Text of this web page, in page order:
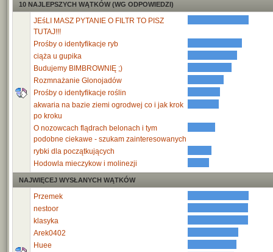
10 NAJLEPSZYCH WĄTKÓW (WG ODPOWIEDZI)
JEśLI MASZ PYTANIE O FILTR TO PISZ
TUTAJ!!!
Prośby o identyfikacje ryb
ciąża u gupika
Budujemy BIMBROWNIĘ ;)
Rozmnażanie Glonojadów
Prośby o identyfikacje roślin
akwaria na bazie ziemi ogrodwej co i jak krok
po kroku
O nozowcach flądrach belonach i tym
podobne ciekawe - szukam zainteresowanych
rybki dla początkujących
Hodowla mieczykow i molinezji
NAJWIĘCEJ WYSŁANYCH WĄTKÓW
Przemek
nestoor
klasyka
Arek0402
Huee